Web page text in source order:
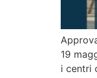
19
i centri